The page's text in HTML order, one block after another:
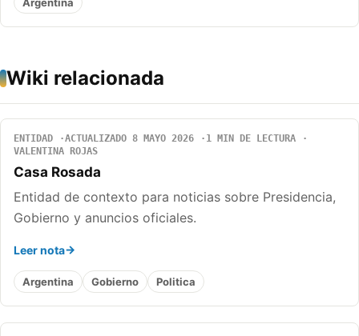
Wiki relacionada
ENTIDAD ACTUALIZADO 8 MAYO 2026
1 MIN DE LECTURA
VALENTINA ROJAS
Casa Rosada
Entidad de contexto para noticias sobre Presidencia,
Gobierno y anuncios oficiales.
Leer nota
Argentina Gobierno Politica